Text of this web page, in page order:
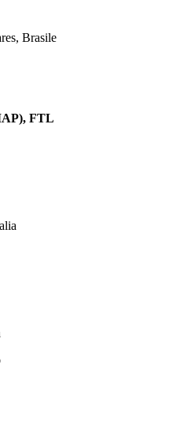
Brasile
FTL